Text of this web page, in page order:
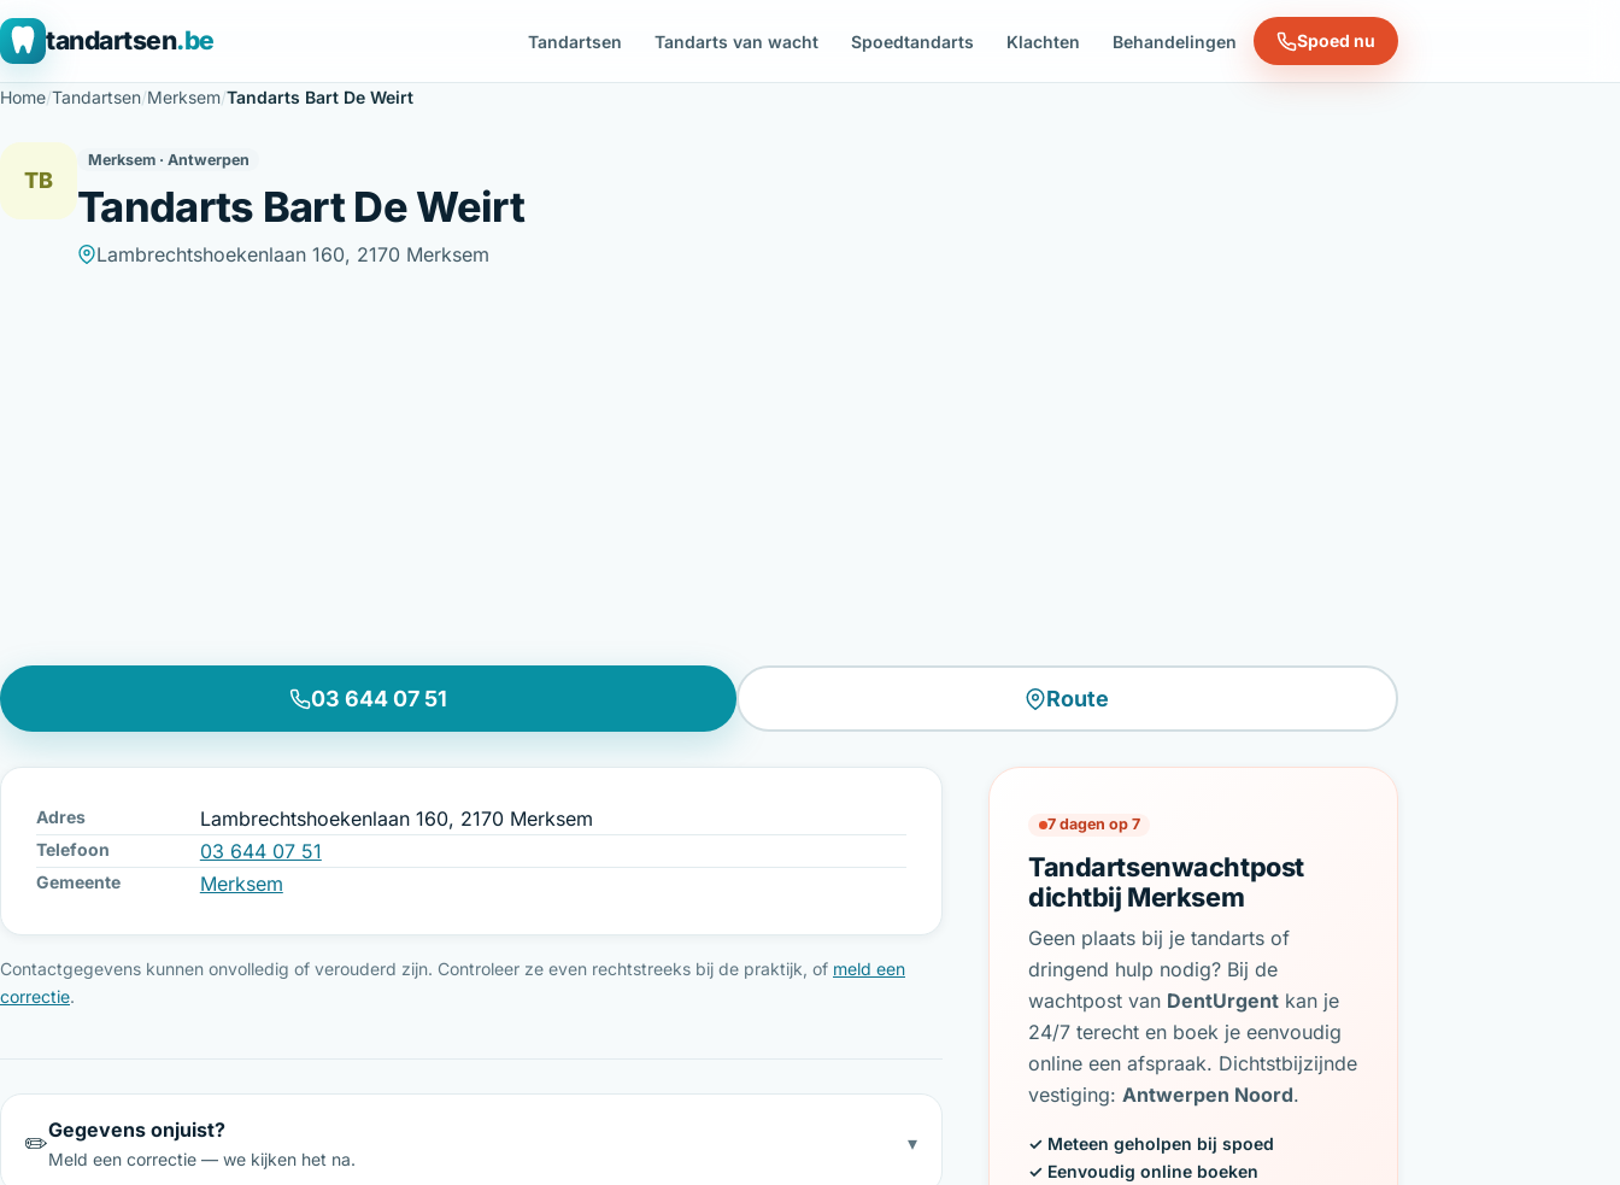
tandartsen.be Tandartsen Tandarts van wacht Spoedtandarts Klachten Behandelingen Spoed nu
Home/Tandartsen/Merksem/Tandarts Bart De Weirt
TB
Merksem · Antwerpen
Tandarts Bart De Weirt
Lambrechtshoekenlaan 160, 2170 Merksem
03 644 07 51 Route
7 dagen op 7
Tandartsenwachtpost
dichtbij Merksem
Geen plaats bij je tandarts of
dringend hulp nodig? Bij de
wachtpost van DentUrgent kan je
24/7 terecht en boek je eenvoudig
online een afspraak. Dichtstbijzijnde
vestiging: Antwerpen Noord.
✓ Meteen geholpen bij spoed
✓ Eenvoudig online boeken
Adres Lambrechtshoekenlaan 160, 2170 Merksem
Telefoon 03 644 07 51
Gemeente Merksem
Contactgegevens kunnen onvolledig of verouderd zijn. Controleer ze even rechtstreeks bij de praktijk, of meld een
correctie.
✏️Gegevens onjuist?
Meld een correctie — we kijken het na.
▾